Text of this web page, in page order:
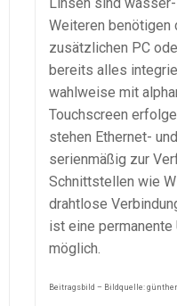
Weiteren benötigen
zusätzlichen PC
bereits alles
wahlweise mit
Touchscreen
stehen Ethernet-
serienmäßig zur
Schnittstellen wie
drahtlose
ist eine permanente
möglich.
Beitragsbild – Bildquelle: